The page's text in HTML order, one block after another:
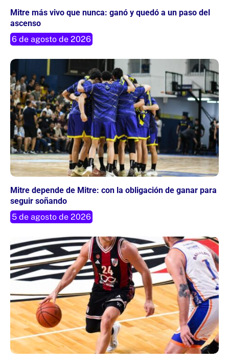
Mitre más vivo que nunca: ganó y quedó a un paso del
ascenso
6 de agosto de 2026
Mitre depende de Mitre: con la obligación de ganar para
seguir soñando
5 de agosto de 2026